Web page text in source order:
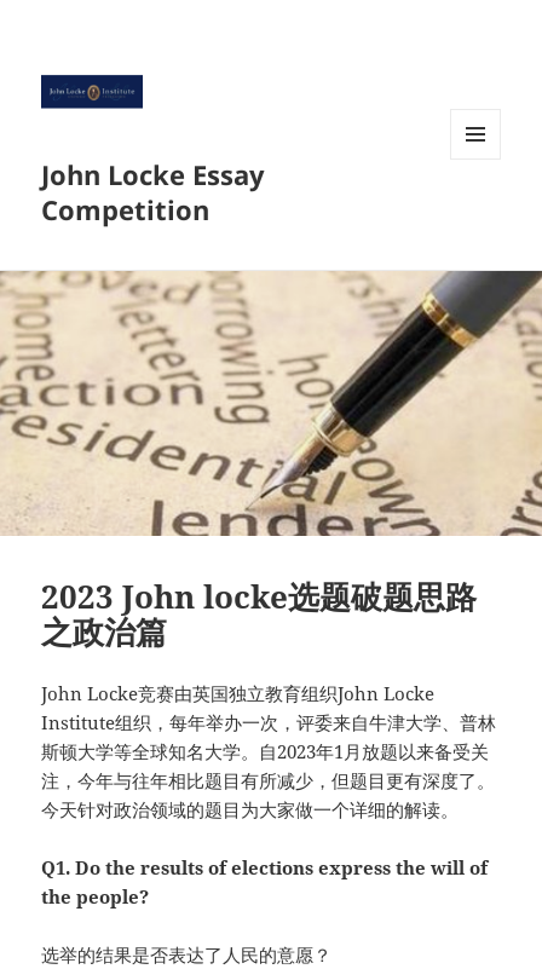
John Locke Essay
Competition
2023 John locke选题破题思路
之政治篇
John Locke竞赛由英国独立教育组织John Locke
Institute组织，每年举办一次，评委来自牛津大学、普林
斯顿大学等全球知名大学。自2023年1月放题以来备受关
注，今年与往年相比题目有所减少，但题目更有深度了。
今天针对政治领域的题目为大家做一个详细的解读。
Q1. Do the results of elections express the will of
the people?
选举的结果是否表达了人民的意愿？